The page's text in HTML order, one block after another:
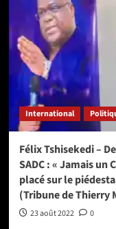
International
Félix Tshisekedi –
SADC : « Jamais un
placé sur le
(Tribune de Thierry
23 août 2022 0